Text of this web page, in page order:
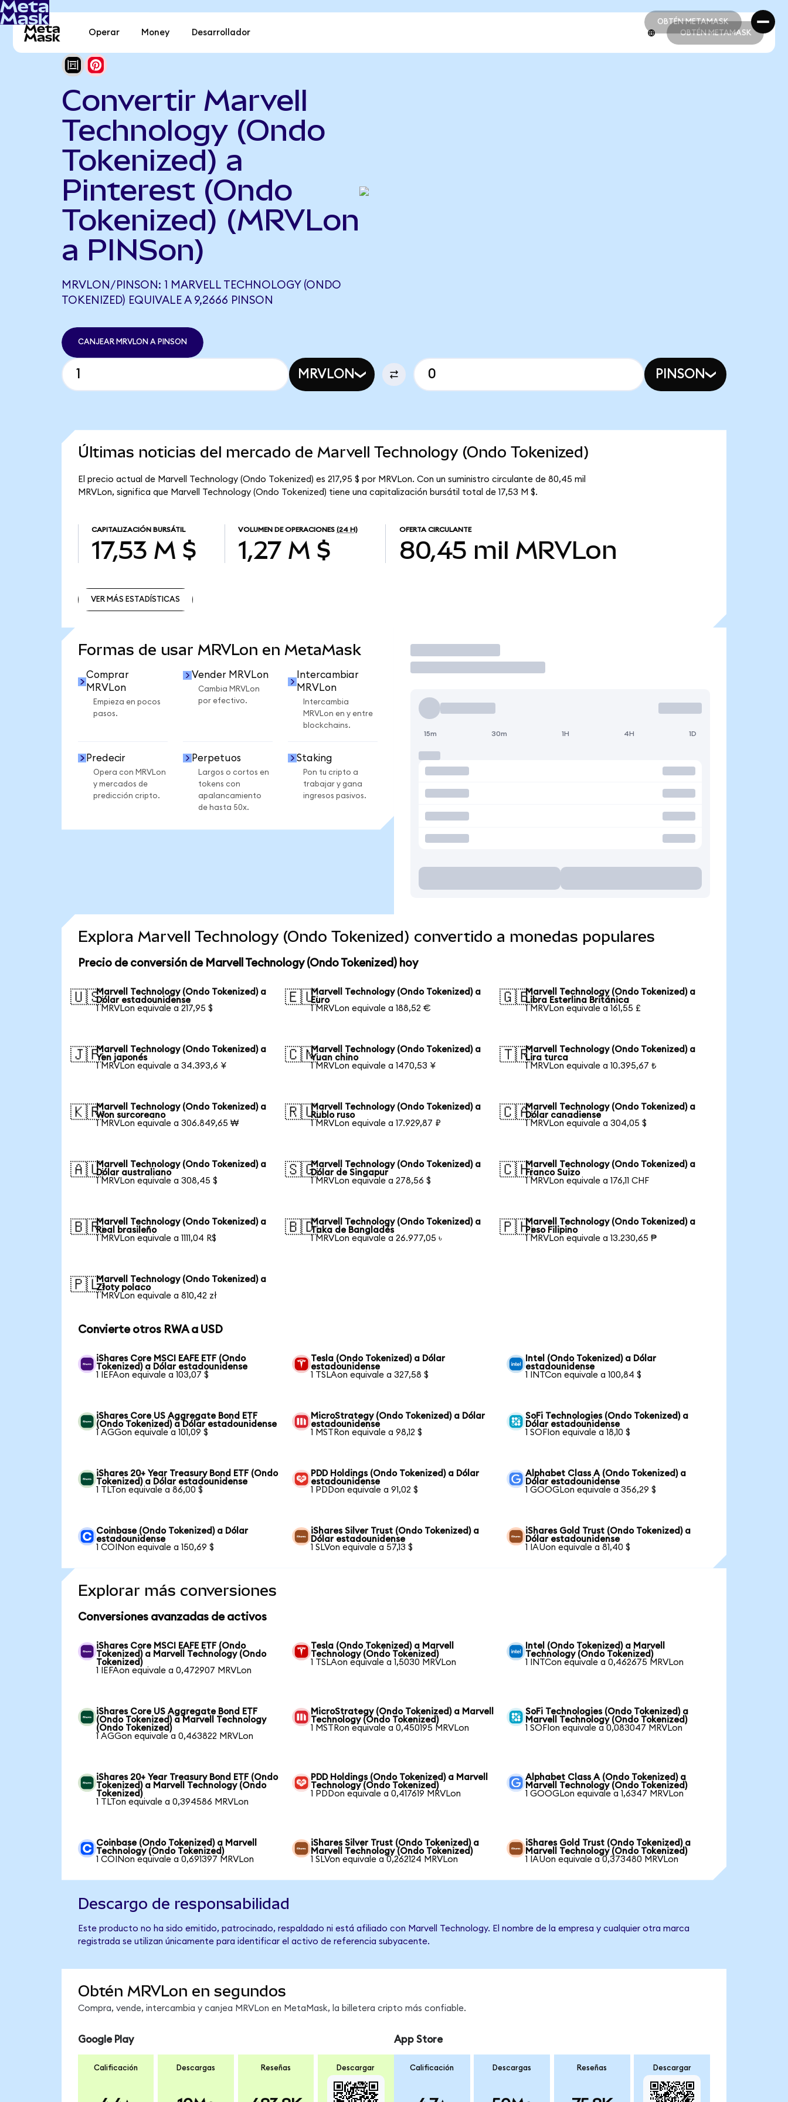
OBTÉN METAMASK
OBTÉN METAMASK
Operar Money Desarrollador OBTÉN METAMASK
Convertir Marvell
Technology (Ondo
Tokenized) a
Pinterest (Ondo
Tokenized) (MRVLon
a PINSon)
MRVLON/PINSON: 1 MARVELL TECHNOLOGY (ONDO
TOKENIZED) EQUIVALE A 9,2666 PINSON
CANJEAR MRVLON A PINSON
MRVLON PINSON
Últimas noticias del mercado de Marvell Technology (Ondo Tokenized)
El precio actual de Marvell Technology (Ondo Tokenized) es 217,95 $ por MRVLon. Con un suministro circulante de 80,45 mil
MRVLon, significa que Marvell Technology (Ondo Tokenized) tiene una capitalización bursátil total de 17,53 M $.
CAPITALIZACIÓN BURSÁTIL
17,53 M $
VOLUMEN DE OPERACIONES (24 H)
1,27 M $
OFERTA CIRCULANTE
80,45 mil MRVLon
VER MÁS ESTADÍSTICAS
Formas de usar MRVLon en MetaMask
Comprar
MRVLon
Empieza en pocos
pasos.
Vender MRVLon
Cambia MRVLon
por efectivo.
Intercambiar
MRVLon
Intercambia
MRVLon en y entre
blockchains.
Predecir
Opera con MRVLon
y mercados de
predicción cripto.
Perpetuos
Largos o cortos en
tokens con
apalancamiento
de hasta 50x.
Staking
Pon tu cripto a
trabajar y gana
ingresos pasivos.
Operar
15m 30m 1H 4H 1D
Explora Marvell Technology (Ondo Tokenized) convertido a monedas populares
Precio de conversión de Marvell Technology (Ondo Tokenized) hoy
🇺🇸Marvell Technology (Ondo Tokenized) a
Dólar estadounidense
1 MRVLon equivale a 217,95 $
🇪🇺Marvell Technology (Ondo Tokenized) a
Euro
1 MRVLon equivale a 188,52 €
🇬🇧Marvell Technology (Ondo Tokenized) a
Libra Esterlina Británica
1 MRVLon equivale a 161,55 £
🇯🇵Marvell Technology (Ondo Tokenized) a
Yen japonés
1 MRVLon equivale a 34.393,6 ¥
🇨🇳Marvell Technology (Ondo Tokenized) a
Yuan chino
1 MRVLon equivale a 1470,53 ¥
🇹🇷Marvell Technology (Ondo Tokenized) a
Lira turca
1 MRVLon equivale a 10.395,67 ₺
🇰🇷Marvell Technology (Ondo Tokenized) a
Won surcoreano
1 MRVLon equivale a 306.849,65 ₩
🇷🇺Marvell Technology (Ondo Tokenized) a
Rublo ruso
1 MRVLon equivale a 17.929,87 ₽
🇨🇦Marvell Technology (Ondo Tokenized) a
Dólar canadiense
1 MRVLon equivale a 304,05 $
🇦🇺Marvell Technology (Ondo Tokenized) a
Dólar australiano
1 MRVLon equivale a 308,45 $
🇸🇬Marvell Technology (Ondo Tokenized) a
Dólar de Singapur
1 MRVLon equivale a 278,56 $
🇨🇭Marvell Technology (Ondo Tokenized) a
Franco Suizo
1 MRVLon equivale a 176,11 CHF
🇧🇷Marvell Technology (Ondo Tokenized) a
Real brasileño
1 MRVLon equivale a 1111,04 R$
🇧🇩Marvell Technology (Ondo Tokenized) a
Taka de Bangladés
1 MRVLon equivale a 26.977,05 ৳
🇵🇭Marvell Technology (Ondo Tokenized) a
Peso Filipino
1 MRVLon equivale a 13.230,65 ₱
🇵🇱Marvell Technology (Ondo Tokenized) a
Złoty polaco
1 MRVLon equivale a 810,42 zł
Convierte otros RWA a USD
iShares Core MSCI EAFE ETF (Ondo
Tokenized) a Dólar estadounidense
1 IEFAon equivale a 103,07 $
Tesla (Ondo Tokenized) a Dólar
estadounidense
1 TSLAon equivale a 327,58 $
Intel (Ondo Tokenized) a Dólar
estadounidense
1 INTCon equivale a 100,84 $
iShares Core US Aggregate Bond ETF
(Ondo Tokenized) a Dólar estadounidense
1 AGGon equivale a 101,09 $
MicroStrategy (Ondo Tokenized) a Dólar
estadounidense
1 MSTRon equivale a 98,12 $
SoFi Technologies (Ondo Tokenized) a
Dólar estadounidense
1 SOFIon equivale a 18,10 $
iShares 20+ Year Treasury Bond ETF (Ondo
Tokenized) a Dólar estadounidense
1 TLTon equivale a 86,00 $
PDD Holdings (Ondo Tokenized) a Dólar
estadounidense
1 PDDon equivale a 91,02 $
Alphabet Class A (Ondo Tokenized) a
Dólar estadounidense
1 GOOGLon equivale a 356,29 $
Coinbase (Ondo Tokenized) a Dólar
estadounidense
1 COINon equivale a 150,69 $
iShares Silver Trust (Ondo Tokenized) a
Dólar estadounidense
1 SLVon equivale a 57,13 $
iShares Gold Trust (Ondo Tokenized) a
Dólar estadounidense
1 IAUon equivale a 81,40 $
Explorar más conversiones
Conversiones avanzadas de activos
iShares Core MSCI EAFE ETF (Ondo
Tokenized) a Marvell Technology (Ondo
Tokenized)
1 IEFAon equivale a 0,472907 MRVLon
Tesla (Ondo Tokenized) a Marvell
Technology (Ondo Tokenized)
1 TSLAon equivale a 1,5030 MRVLon
Intel (Ondo Tokenized) a Marvell
Technology (Ondo Tokenized)
1 INTCon equivale a 0,462675 MRVLon
iShares Core US Aggregate Bond ETF
(Ondo Tokenized) a Marvell Technology
(Ondo Tokenized)
1 AGGon equivale a 0,463822 MRVLon
MicroStrategy (Ondo Tokenized) a Marvell
Technology (Ondo Tokenized)
1 MSTRon equivale a 0,450195 MRVLon
SoFi Technologies (Ondo Tokenized) a
Marvell Technology (Ondo Tokenized)
1 SOFIon equivale a 0,083047 MRVLon
iShares 20+ Year Treasury Bond ETF (Ondo
Tokenized) a Marvell Technology (Ondo
Tokenized)
1 TLTon equivale a 0,394586 MRVLon
PDD Holdings (Ondo Tokenized) a Marvell
Technology (Ondo Tokenized)
1 PDDon equivale a 0,417619 MRVLon
Alphabet Class A (Ondo Tokenized) a
Marvell Technology (Ondo Tokenized)
1 GOOGLon equivale a 1,6347 MRVLon
Coinbase (Ondo Tokenized) a Marvell
Technology (Ondo Tokenized)
1 COINon equivale a 0,691397 MRVLon
iShares Silver Trust (Ondo Tokenized) a
Marvell Technology (Ondo Tokenized)
1 SLVon equivale a 0,262124 MRVLon
iShares Gold Trust (Ondo Tokenized) a
Marvell Technology (Ondo Tokenized)
1 IAUon equivale a 0,373480 MRVLon
Descargo de responsabilidad
Este producto no ha sido emitido, patrocinado, respaldado ni está afiliado con Marvell Technology. El nombre de la empresa y cualquier otra marca
registrada se utilizan únicamente para identificar el activo de referencia subyacente.
Obtén MRVLon en segundos
Compra, vende, intercambia y canjea MRVLon en MetaMask, la billetera cripto más confiable.
Google Play
Calificación Descargas Reseñas Descargar
App Store
Calificación Descargas Reseñas Descargar